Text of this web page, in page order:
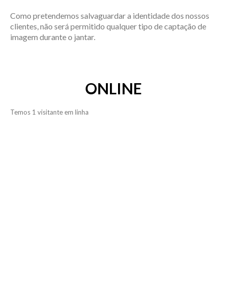
Como pretendemos salvaguardar a identidade dos nossos
clientes, não será permitido qualquer tipo de captação de
imagem durante o jantar.
ONLINE
Temos 1 visitante em linha